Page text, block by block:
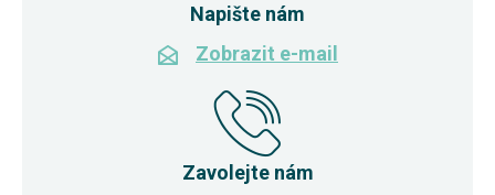
Napište nám
Zobrazit e-mail
Zavolejte nám